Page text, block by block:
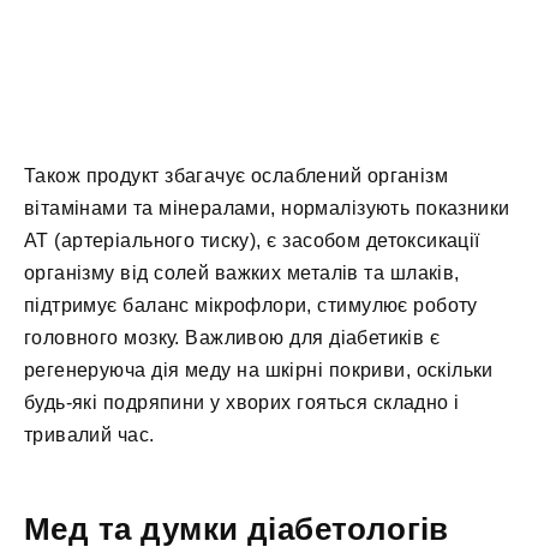
Також продукт збагачує ослаблений організм
вітамінами та мінералами, нормалізують показники
АТ (артеріального тиску), є засобом детоксикації
організму від солей важких металів та шлаків,
підтримує баланс мікрофлори, стимулює роботу
головного мозку. Важливою для діабетиків є
регенеруюча дія меду на шкірні покриви, оскільки
будь-які подряпини у хворих гояться складно і
тривалий час.
Мед та думки діабетологів